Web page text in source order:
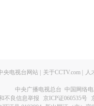
央电视台网站 关于CCTV.com 人
中央广播电视总台 中国网络
不良信息举报
京ICP证060535号